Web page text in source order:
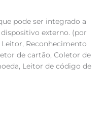
pode ser integrado a
externo. (por
Reconhecimento
de cartão, Coletor de
Leitor de código de